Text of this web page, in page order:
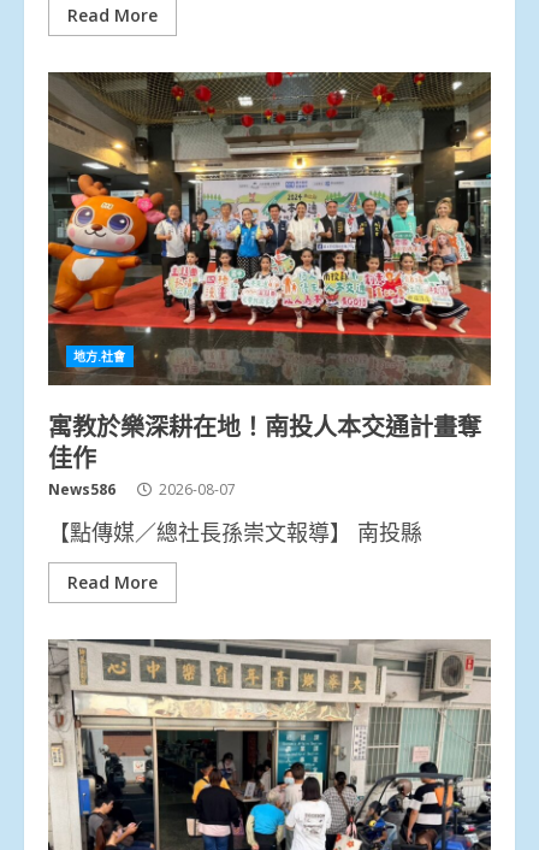
Read More
地方.社會
寓教於樂深耕在地！南投人本交通計畫奪
佳作
News586 2026-08-07
【點傳媒／總社長孫崇文報導】 南投縣
Read More